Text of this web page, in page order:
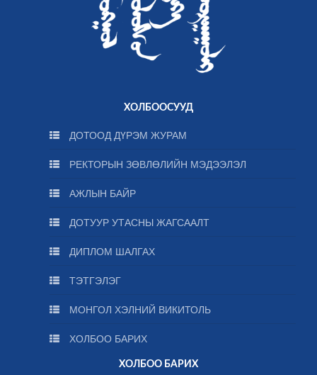
ХОЛБООСУУД
ДОТООД ДҮРЭМ ЖУРАМ
РЕКТОРЫН ЗӨВЛӨЛИЙН МЭДЭЭЛЭЛ
АЖЛЫН БАЙР
ДОТУУР УТАСНЫ ЖАГСААЛТ
ДИПЛОМ ШАЛГАХ
ТЭТГЭЛЭГ
МОНГОЛ ХЭЛНИЙ ВИКИТОЛЬ
ХОЛБОО БАРИХ
ХОЛБОО БАРИХ